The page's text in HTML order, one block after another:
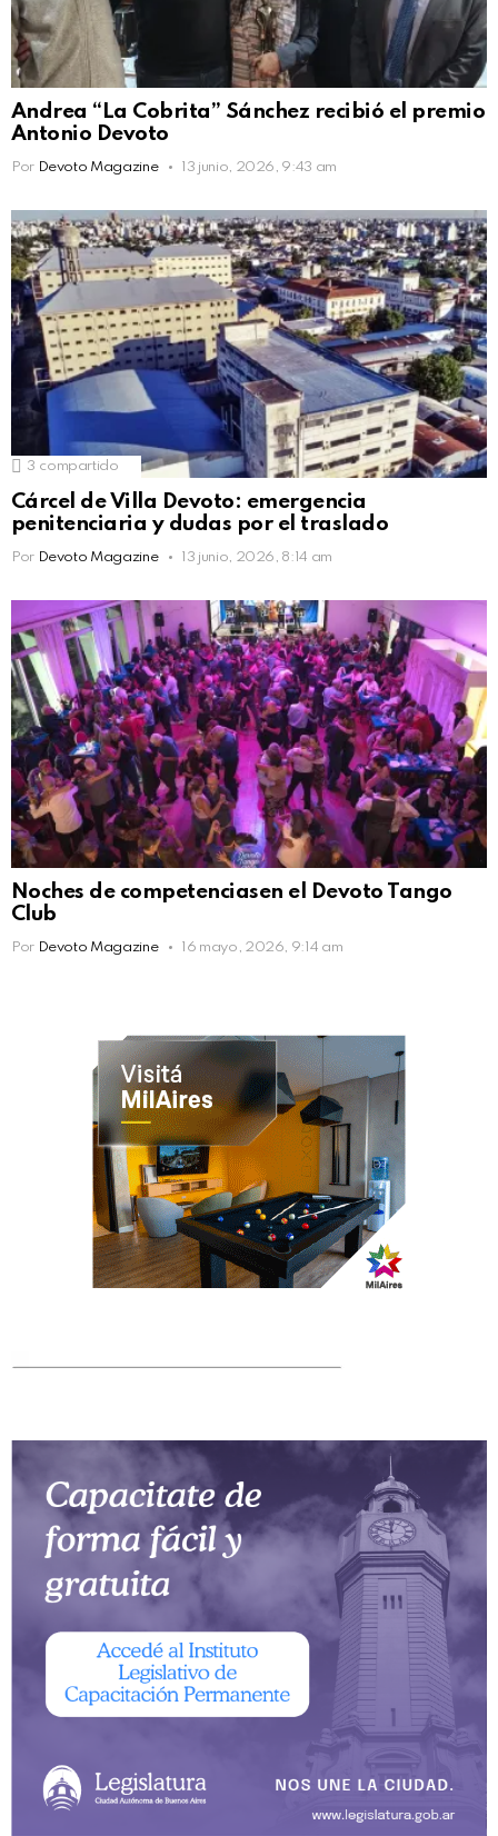
Andrea “La Cobrita” Sánchez recibió el premio
Antonio Devoto
Por Devoto Magazine 13 junio, 2026, 9:43 am
3 compartido
Cárcel de Villa Devoto: emergencia
penitenciaria y dudas por el traslado
Por Devoto Magazine 13 junio, 2026, 8:14 am
Noches de competenciasen el Devoto Tango
Club
Por Devoto Magazine 16 mayo, 2026, 9:14 am